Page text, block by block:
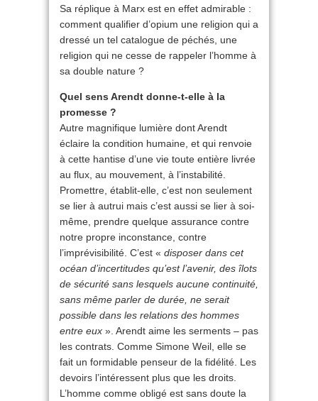
Sa réplique à Marx est en effet admirable :
comment qualifier d’opium une religion qui a
dressé un tel catalogue de péchés, une
religion qui ne cesse de rappeler l’homme à
sa double nature ?
Quel sens Arendt donne-t-elle à la
promesse ?
Autre magnifique lumière dont Arendt
éclaire la condition humaine, et qui renvoie
à cette hantise d’une vie toute entière livrée
au flux, au mouvement, à l’instabilité.
Promettre, établit-elle, c’est non seulement
se lier à autrui mais c’est aussi se lier à soi-
même, prendre quelque assurance contre
notre propre inconstance, contre
l’imprévisibilité. C’est « disposer dans cet
océan d’incertitudes qu’est l’avenir, des îlots
de sécurité sans lesquels aucune continuité,
sans même parler de durée, ne serait
possible dans les relations des hommes
entre eux ». Arendt aime les serments – pas
les contrats. Comme Simone Weil, elle se
fait un formidable penseur de la fidélité. Les
devoirs l’intéressent plus que les droits.
L’homme comme obligé est sans doute la